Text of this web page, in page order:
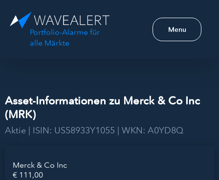
Portfolio-Alarme für
alle Märkte
Menu
Asset-Informationen zu Merck & Co Inc
(MRK)
Aktie | ISIN: US58933Y1055 | WKN: A0YD8Q
Merck & Co Inc
€ 111,00